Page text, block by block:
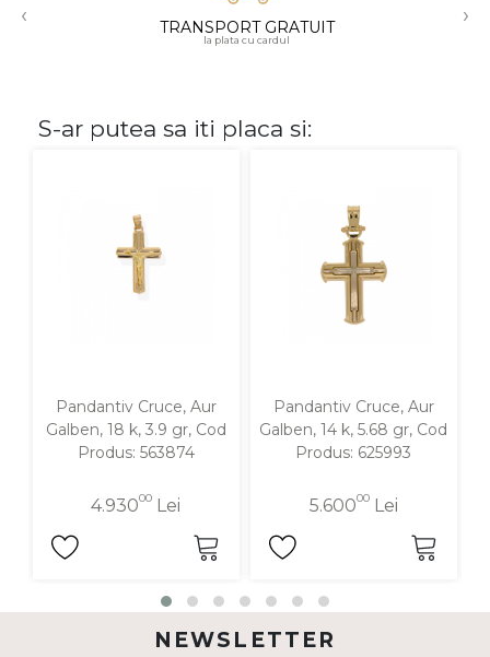
‹ TRANSPORT GRATUIT
la plata cu cardul
›
S-ar putea sa iti placa si:
Pandantiv Cruce, Aur
Galben, 18 k, 3.9 gr, Cod
Produs: 563874
4.93000 Lei
Pandantiv Cruce, Aur
Galben, 14 k, 5.68 gr, Cod
Produs: 625993
5.60000Lei
NEWSLETTER